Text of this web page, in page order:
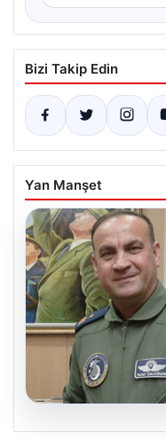
Bizi Takip Edin
Yan Manşet